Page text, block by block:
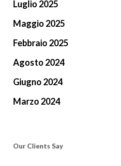
Luglio 2025
Maggio 2025
Febbraio 2025
Agosto 2024
Giugno 2024
Marzo 2024
Our Clients Say